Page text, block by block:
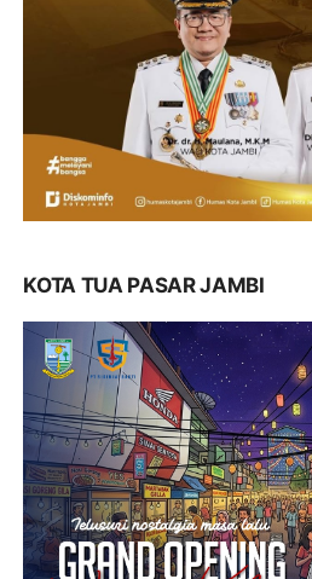
KOTA TUA PASAR JAMBI